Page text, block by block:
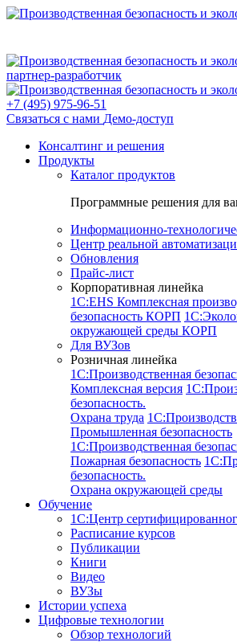
партнер-разработчик
+7 (495) 975-96-51
Связаться с нами Демо-доступ
Консалтинг и решения
Продукты
Каталог продуктов
Программные решения для
Информационно-
Центр реальной
Обновления
Прайс-лист
Корпоративная линейка
1С:EHS Комплексная
безопасность КОРП
окружающей среды КОРП
Для ВУЗов
Розничная линейка
1C:Производственная
Комплексная версия
безопасность.
Охрана труда
Промышленная безопасность
1C:Производственная
Пожарная безопасность
безопасность.
Охрана окружающей среды
Обучение
1C:Центр
Расписание курсов
Публикации
Книги
Видео
ВУЗы
Истории успеха
Цифровые технологии
Обзор технологий